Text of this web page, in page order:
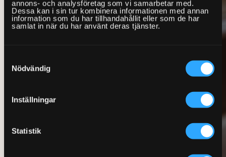
annons- och analysföretag som vi samarbetar med.
Dessa kan i sin tur kombinera informationen med annan
information som du har tillhandahållit eller som de har
samlat in när du har använt deras tjänster.
Nödvändig
Inställningar
Statistik